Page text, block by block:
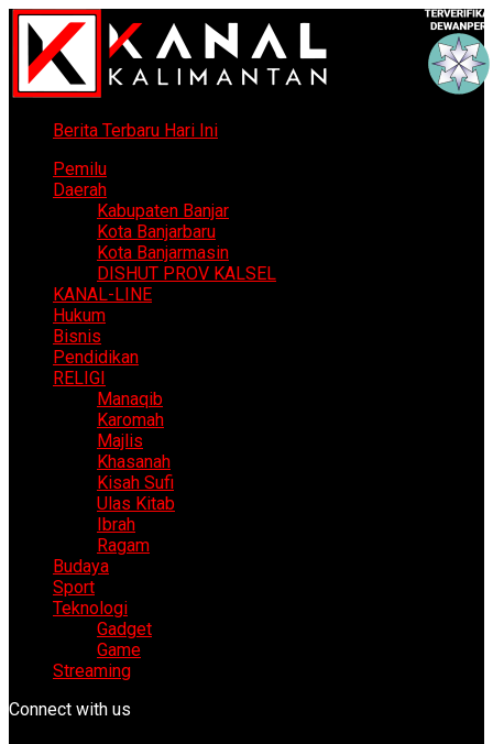
Berita Terbaru Hari Ini
Pemilu
Daerah
Kabupaten Banjar
Kota Banjarbaru
Kota Banjarmasin
DISHUT PROV KALSEL
KANAL-LINE
Hukum
Bisnis
Pendidikan
RELIGI
Manaqib
Karomah
Majlis
Khasanah
Kisah Sufi
Ulas Kitab
Ibrah
Ragam
Budaya
Sport
Teknologi
Gadget
Game
Streaming
Connect with us